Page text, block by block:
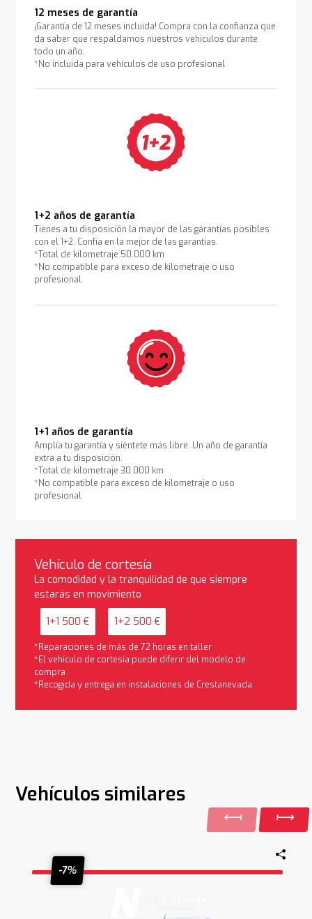
12 meses de garantía
¡Garantía de 12 meses incluida! Compra con la confianza que
da saber que respaldamos nuestros vehículos durante
todo un año.
*No incluida para vehículos de uso profesional
1+2 años de garantía
Tienes a tu disposición la mayor de las garantías posibles
con el 1+2. Confía en la mejor de las garantías.
*Total de kilometraje 50.000 km
*No compatible para exceso de kilometraje o uso
profesional
1+1 años de garantía
Amplía tu garantía y siéntete más libre. Un año de garantía
extra a tu disposición.
*Total de kilometraje 30.000 km
*No compatible para exceso de kilometraje o uso
profesional
Vehículo de cortesía
La comodidad y la tranquilidad de que siempre
estarás en movimiento
1+1 500 € 1+2 500 €
*Reparaciones de más de 72 horas en taller
*El vehículo de cortesía puede diferir del modelo de
compra
*Recogida y entrega en instalaciones de Crestanevada
Vehículos similares
-7%